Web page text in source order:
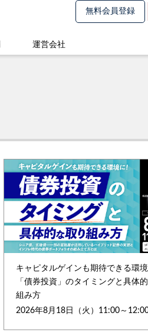
無料会員登録
運営会社
キャピタルゲインも期待できる環境
「債券投資」のタイミングと具体
組み方
2026年8月18日（火）11:00～